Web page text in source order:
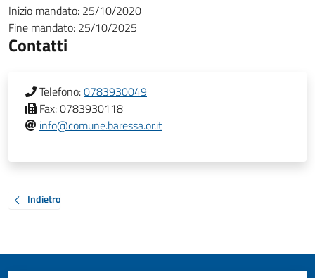
Inizio mandato: 25/10/2020
Fine mandato: 25/10/2025
Contatti
Telefono:0783930049
Fax:0783930118
info@comune.baressa.or.it
Indietro